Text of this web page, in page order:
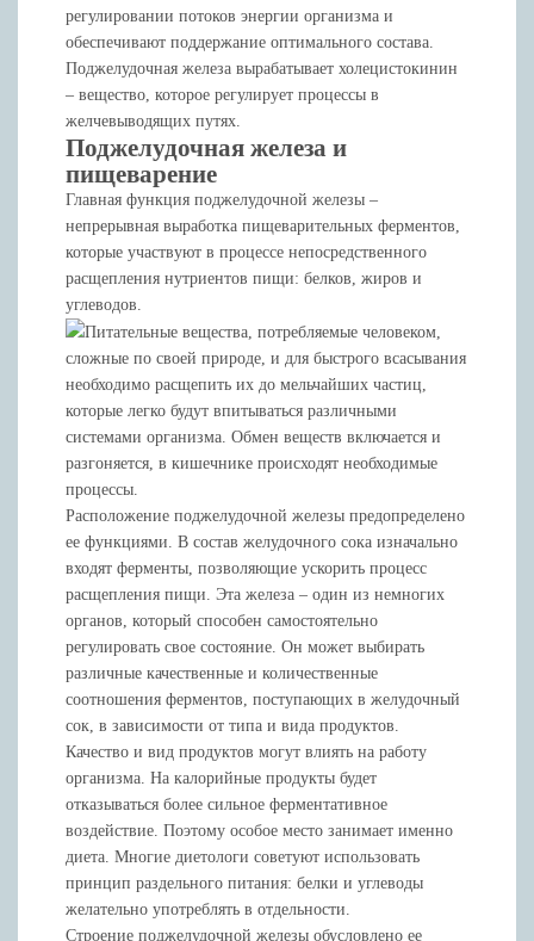
регулировании потоков энергии организма и
обеспечивают поддержание оптимального состава.
Поджелудочная железа вырабатывает холецистокинин
– вещество, которое регулирует процессы в
желчевыводящих путях.
Поджелудочная железа и
пищеварение
Главная функция поджелудочной железы –
непрерывная выработка пищеварительных ферментов,
которые участвуют в процессе непосредственного
расщепления нутриентов пищи: белков, жиров и
углеводов.
Питательные вещества, потребляемые человеком,
сложные по своей природе, и для быстрого всасывания
необходимо расщепить их до мельчайших частиц,
которые легко будут впитываться различными
системами организма. Обмен веществ включается и
разгоняется, в кишечнике происходят необходимые
процессы.
Расположение поджелудочной железы предопределено
ее функциями. В состав желудочного сока изначально
входят ферменты, позволяющие ускорить процесс
расщепления пищи. Эта железа – один из немногих
органов, который способен самостоятельно
регулировать свое состояние. Он может выбирать
различные качественные и количественные
соотношения ферментов, поступающих в желудочный
сок, в зависимости от типа и вида продуктов.
Качество и вид продуктов могут влиять на работу
организма. На калорийные продукты будет
отказываться более сильное ферментативное
воздействие. Поэтому особое место занимает именно
диета. Многие диетологи советуют использовать
принцип раздельного питания: белки и углеводы
желательно употреблять в отдельности.
Строение поджелудочной железы обусловлено ее